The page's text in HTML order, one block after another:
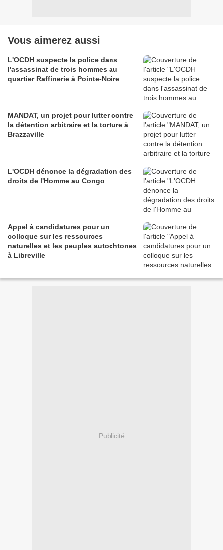
Vous aimerez aussi
L'OCDH suspecte la police dans
l'assassinat de trois hommes au
quartier Raffinerie à Pointe-Noire
MANDAT, un projet pour lutter contre
la détention arbitraire et la torture à
Brazzaville
L'OCDH dénonce la dégradation des
droits de l'Homme au Congo
Appel à candidatures pour un
colloque sur les ressources
naturelles et les peuples autochtones
à Libreville
Publicité